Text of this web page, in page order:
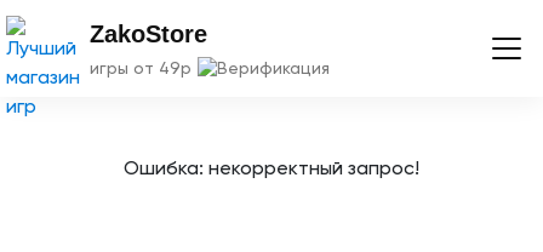
ZakoStore
игры от 49р
Ошибка: некорректный запрос!